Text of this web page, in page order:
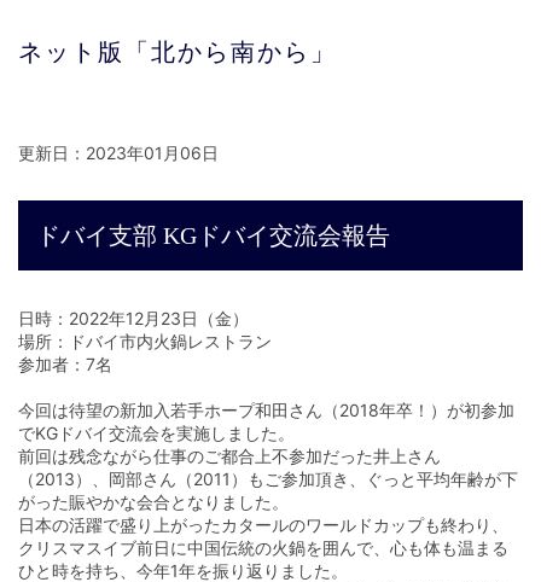
ネット版「北から南から」
更新日：2023年01月06日
ドバイ支部 KGドバイ交流会報告
日時：2022年12月23日（金）
場所：ドバイ市内火鍋レストラン
参加者：7名
今回は待望の新加入若手ホープ和田さん（2018年卒！）が初参加
でKGドバイ交流会を実施しました。
前回は残念ながら仕事のご都合上不参加だった井上さん
（2013）、岡部さん（2011）もご参加頂き、ぐっと平均年齢が下
がった賑やかな会合となりました。
日本の活躍で盛り上がったカタールのワールドカップも終わり、
クリスマスイブ前日に中国伝統の火鍋を囲んで、心も体も温まる
ひと時を持ち、今年1年を振り返りました。